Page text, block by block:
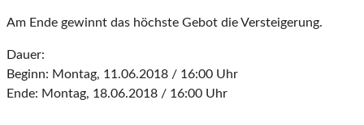
Am Ende gewinnt das höchste Gebot die Versteigerung.
Dauer:
Beginn: Montag, 11.06.2018 / 16:00 Uhr
Ende: Montag, 18.06.2018 / 16:00 Uhr